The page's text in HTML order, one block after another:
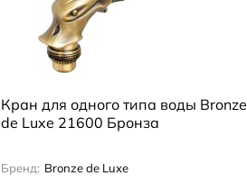
Кран для одного типа воды Bronze
de Luxe 21600 Бронза
Бренд: Bronze de Luxe